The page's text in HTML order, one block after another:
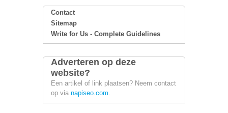
Contact
Sitemap
Write for Us - Complete Guidelines
Adverteren op deze
website?
Een artikel of link plaatsen? Neem contact
op via napiseo.com.